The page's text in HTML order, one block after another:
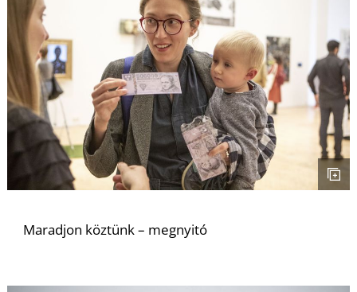
Maradjon köztünk – megnyitó